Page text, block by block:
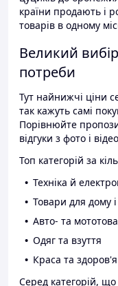
країни продають і
товарів в одному
Великий
потреби
Тут найнижчі ціни
так кажуть самі
Порівнюйте
відгуки з фото і
Топ категорій за
Техніка й
Товари для дому
Авто- та
Одяг та взуття
Краса та здоров'я
Серед категорій,